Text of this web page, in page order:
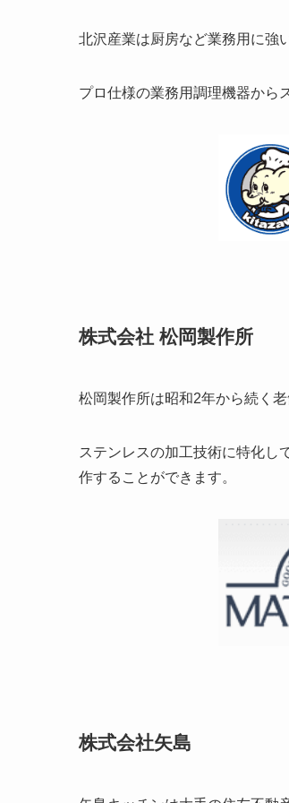
北沢産業は厨房など業務用に強
プロ仕様の業務用調理機器から
株式会社 松岡製作所
松岡製作所は昭和2年から続く
ステンレスの加工技術に特化し
作することができます。
株式会社矢島